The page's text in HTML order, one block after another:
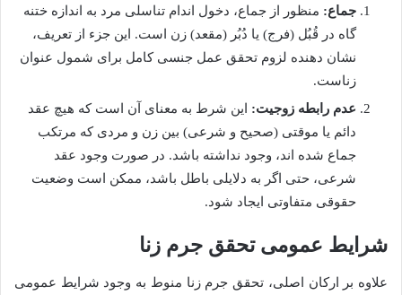
جماع: منظور از جماع، دخول اندام تناسلی مرد به اندازه ختنه
گاه در قُبُل (فرج) یا دُبُر (مقعد) زن است. این جزء از تعریف،
نشان دهنده لزوم تحقق عمل جنسی کامل برای شمول عنوان
زناست.
عدم رابطه زوجیت: این شرط به معنای آن است که هیچ عقد
دائم یا موقتی (صحیح و شرعی) بین زن و مردی که مرتکب
جماع شده اند، وجود نداشته باشد. در صورت وجود عقد
شرعی، حتی اگر به دلایلی باطل باشد، ممکن است وضعیت
حقوقی متفاوتی ایجاد شود.
شرایط عمومی تحقق جرم زنا
علاوه بر ارکان اصلی، تحقق جرم زنا منوط به وجود شرایط عمومی